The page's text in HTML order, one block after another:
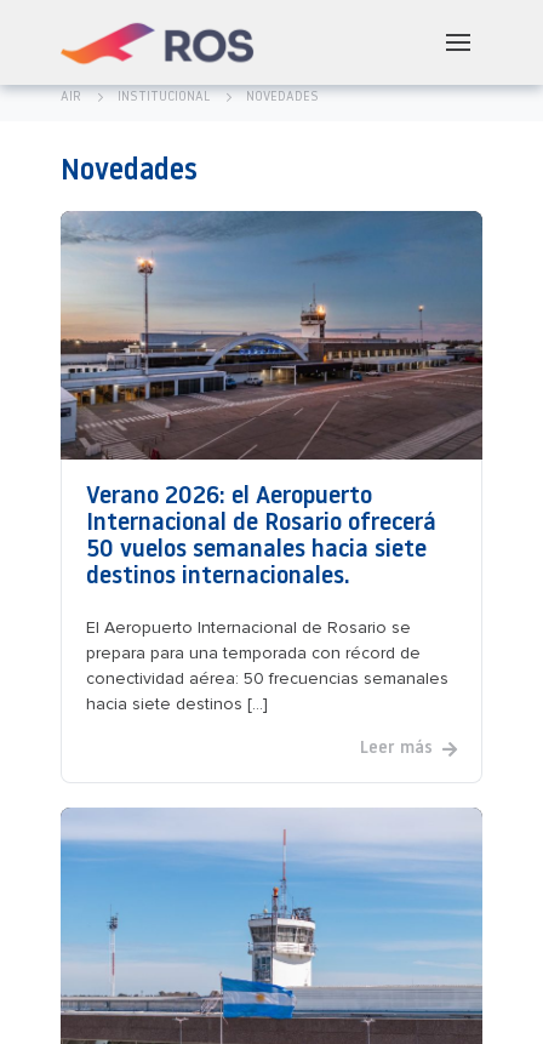
AIR INSTITUCIONAL NOVEDADES
Novedades
Verano 2026: el Aeropuerto
Internacional de Rosario ofrecerá
50 vuelos semanales hacia siete
destinos internacionales.
El Aeropuerto Internacional de Rosario se
prepara para una temporada con récord de
conectividad aérea: 50 frecuencias semanales
hacia siete destinos [...]
Leer más